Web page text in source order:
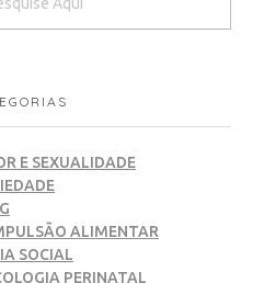
E SEXUALIDADE
ALIMENTAR
SOCIAL
PERINATAL